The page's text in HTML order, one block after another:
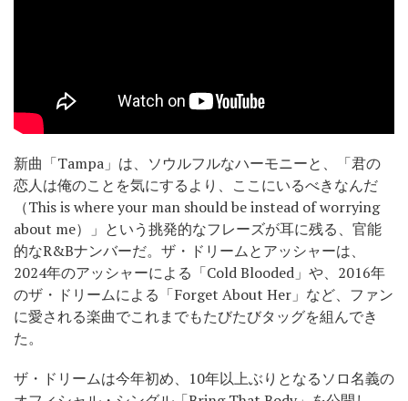
新曲「Tampa」は、ソウルフルなハーモニーと、「君の
恋人は俺のことを気にするより、ここにいるべきなんだ
（This is where your man should be instead of worrying
about me）」という挑発的なフレーズが耳に残る、官能
的なR&Bナンバーだ。ザ・ドリームとアッシャーは、
2024年のアッシャーによる「Cold Blooded」や、2016年
のザ・ドリームによる「Forget About Her」など、ファン
に愛される楽曲でこれまでもたびたびタッグを組んでき
た。
ザ・ドリームは今年初め、10年以上ぶりとなるソロ名義の